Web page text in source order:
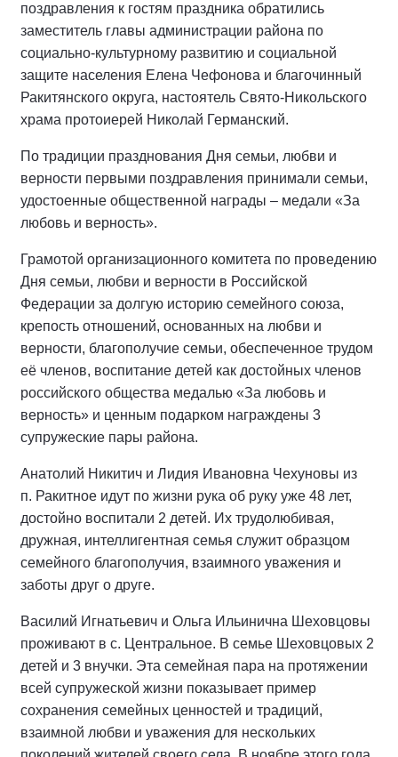
поздравления к гостям праздника обратились
заместитель главы администрации района по
социально-культурному развитию и социальной
защите населения Елена Чефонова и благочинный
Ракитянского округа, настоятель Свято-Никольского
храма протоиерей Николай Германский.
По традиции празднования Дня семьи, любви и
верности первыми поздравления принимали семьи,
удостоенные общественной награды – медали «За
любовь и верность».
Грамотой организационного комитета по проведению
Дня семьи, любви и верности в Российской
Федерации за долгую историю семейного союза,
крепость отношений, основанных на любви и
верности, благополучие семьи, обеспеченное трудом
её членов, воспитание детей как достойных членов
российского общества медалью «За любовь и
верность» и ценным подарком награждены 3
супружеские пары района.
Анатолий Никитич и Лидия Ивановна Чехуновы из
п. Ракитное идут по жизни рука об руку уже 48 лет,
достойно воспитали 2 детей. Их трудолюбивая,
дружная, интеллигентная семья служит образцом
семейного благополучия, взаимного уважения и
заботы друг о друге.
Василий Игнатьевич и Ольга Ильинична Шеховцовы
проживают в с. Центральное. В семье Шеховцовых 2
детей и 3 внучки. Эта семейная пара на протяжении
всей супружеской жизни показывает пример
сохранения семейных ценностей и традиций,
взаимной любви и уважения для нескольких